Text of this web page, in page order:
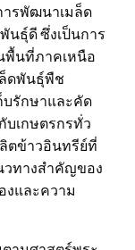
ารพัฒนาเมล็ด
ธุ์ดี ซึ่งเป็นการ
พื้นที่ภาคเหนือ
ล็ดพันธุ์พืช
รักษาและคัด
เกษตรกรทั่ว
ตข้าวอินทรีย์ที่
วทางสำคัญของ
งและความ